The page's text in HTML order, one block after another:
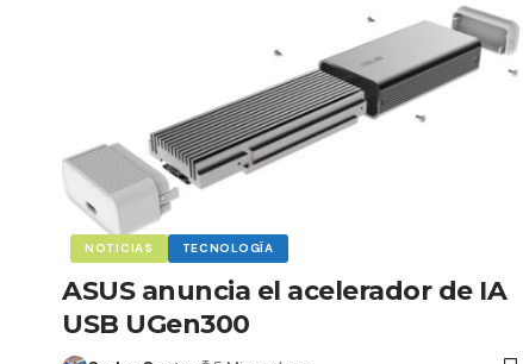
NOTICIAS TECNOLOGÍA
ASUS anuncia el acelerador de IA
USB UGen300